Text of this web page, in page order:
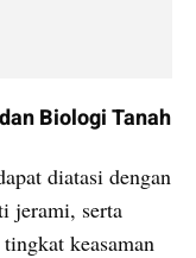
Biologi Tanah
diatasi dengan
jerami, serta
keasaman